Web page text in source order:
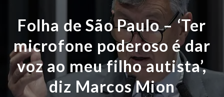
Folha de São Paulo – ‘Ter
microfone poderoso é dar
voz ao meu filho autista’,
diz Marcos Mion